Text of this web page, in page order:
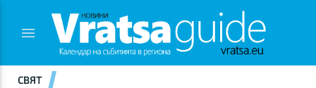
СВЯТ